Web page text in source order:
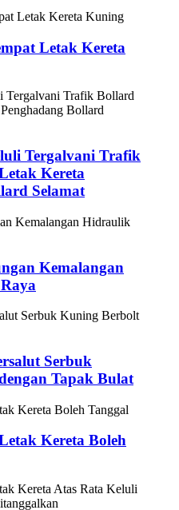
Letak Kereta
Tergalvani Trafik
Kereta
Selamat
Kemalangan
Serbuk
Tapak Bulat
Kereta Boleh